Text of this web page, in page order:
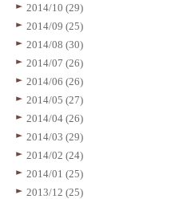
2014/10 (29)
2014/09 (25)
2014/08 (30)
2014/07 (26)
2014/06 (26)
2014/05 (27)
2014/04 (26)
2014/03 (29)
2014/02 (24)
2014/01 (25)
2013/12 (25)